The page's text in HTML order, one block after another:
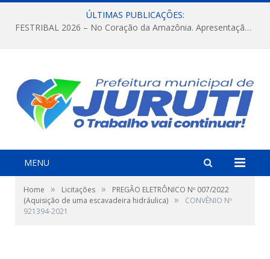
ÚLTIMAS PUBLICAÇÕES:
FESTRIBAL 2026 – No Coração da Amazônia. Apresentação da Munduruku.
MENU
Home » Licitações »
PREGÃO ELETRÔNICO Nº 007/2022
(Aquisição de uma escavadeira hidráulica) »
CONVÊNIO Nº
921394-2021